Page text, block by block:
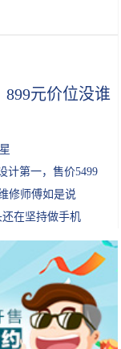
899元价位没谁
计第一，售价5499
修师傅如是说
在坚持做手机